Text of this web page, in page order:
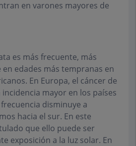
en varones mayores de
es más frecuente, más
en edades más tempranas en
En Europa, el cáncer de
mayor en los países
disminuye a
hacia el sur. En este
que ello puede ser
exposición a la luz solar. En